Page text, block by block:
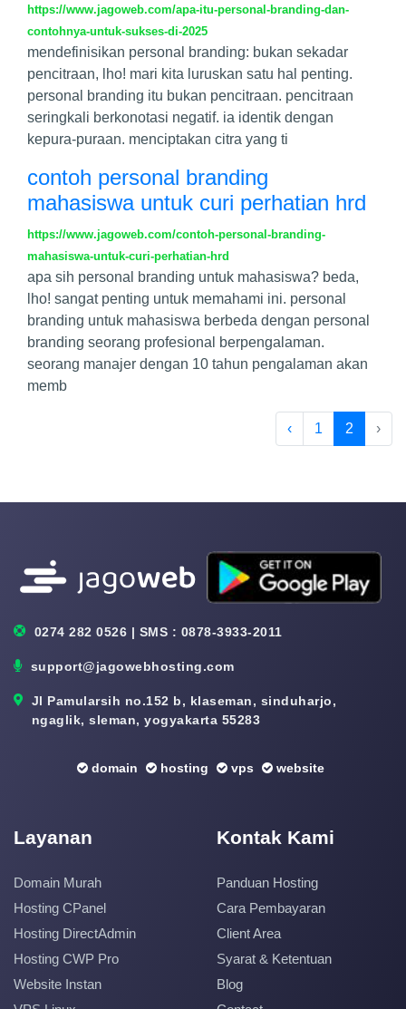
https://www.jagoweb.com/apa-itu-personal-branding-dan-
contohnya-untuk-sukses-di-2025
mendefinisikan personal branding: bukan sekadar
pencitraan, lho! mari kita luruskan satu hal penting.
personal branding itu bukan pencitraan. pencitraan
seringkali berkonotasi negatif. ia identik dengan
kepura-puraan. menciptakan citra yang ti
contoh personal branding
mahasiswa untuk curi perhatian hrd
https://www.jagoweb.com/contoh-personal-branding-
mahasiswa-untuk-curi-perhatian-hrd
apa sih personal branding untuk mahasiswa? beda,
lho! sangat penting untuk memahami ini. personal
branding untuk mahasiswa berbeda dengan personal
branding seorang profesional berpengalaman.
seorang manajer dengan 10 tahun pengalaman akan
memb
‹ 1 2 ›
0274 282 0526 | SMS : 0878-3933-2011
support@jagowebhosting.com
Jl Pamularsih no.152 b, klaseman, sinduharjo,
ngaglik, sleman, yogyakarta 55283
domain hosting vps website
Layanan
Domain Murah
Hosting CPanel
Hosting DirectAdmin
Hosting CWP Pro
Website Instan
Kontak Kami
Panduan Hosting
Cara Pembayaran
Client Area
Syarat & Ketentuan
Blog